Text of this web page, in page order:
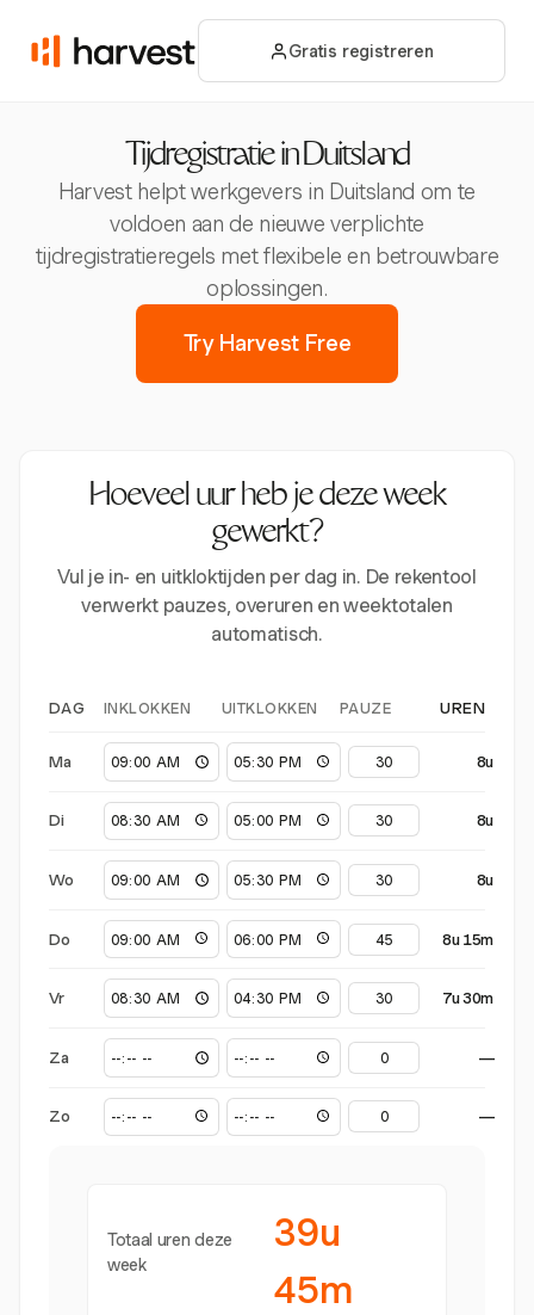
Gratis registreren
Tijdregistratie in Duitsland
Harvest helpt werkgevers in Duitsland om te
voldoen aan de nieuwe verplichte
tijdregistratieregels met flexibele en betrouwbare
oplossingen.
Try Harvest Free
Hoeveel uur heb je deze week
gewerkt?
Vul je in- en uitkloktijden per dag in. De rekentool
verwerkt pauzes, overuren en weektotalen
automatisch.
DAG INKLOKKEN UITKLOKKEN PAUZE UREN
Ma 8u
Di 8u
Wo 8u
Do 8u 15m
Vr 7u 30m
Za —
Zo —
Totaal uren deze
week
39u
45m